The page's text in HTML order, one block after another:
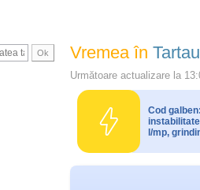
Vremea în
Următoare actualizare la
Cod
l/mp,